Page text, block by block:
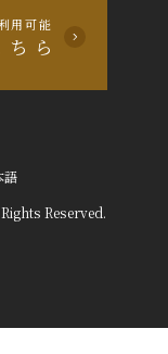
用可能
ら
語
Reserved.